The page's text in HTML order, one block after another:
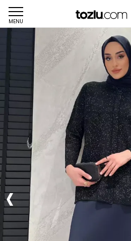
MENU